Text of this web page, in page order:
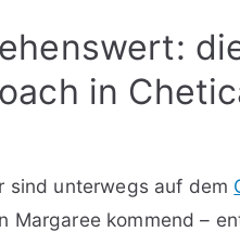
in
sind unterwegs auf dem
Margaree kommend –